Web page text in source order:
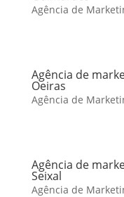
Agência de
Agência de
Oeiras
Agência de
Agência de
Seixal
Agência de